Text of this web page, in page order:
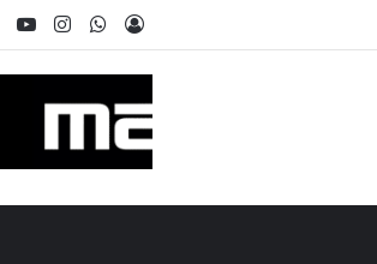
You TubeInstagramWhatsApp
Accedi